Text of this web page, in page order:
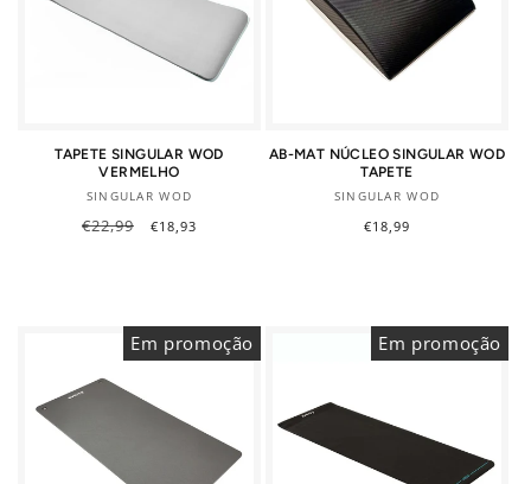
TAPETE SINGULAR WOD
VERMELHO
Fornecedor:
SINGULAR WOD
Preço
€22,99
Preço
€18,93
AB-MAT NÚCLEO SINGULAR WOD
TAPETE
Fornecedor:
SINGULAR WOD
Preço
€18,99
Em promoção Em promoção